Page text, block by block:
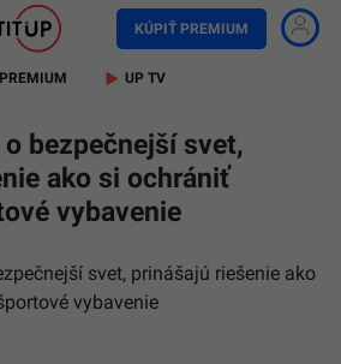
KÚPIŤ PREMIUM
PREMIUM UP TV
bezpečnejší svet,
ako si ochrániť
vybavenie